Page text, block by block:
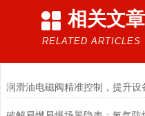
相关文章
RELATED ARTICLES
润滑油电磁阀精准控制，提升设